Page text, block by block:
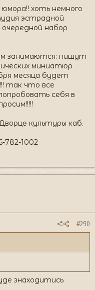
хоть немного
эстрадной
набор
занимаются: пишут
миниатюр
месяца будет
так что все
себя в
культуры каб.
782-1002
#290
знаходитись